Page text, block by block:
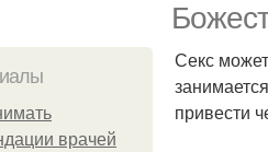
врачей
Секс
привести